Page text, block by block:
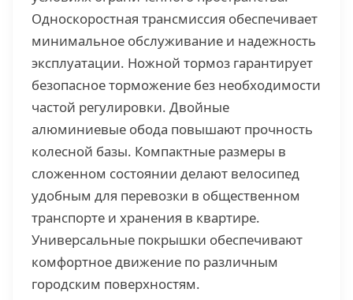
Односкоростная трансмиссия обеспечивает
минимальное обслуживание и надежность
эксплуатации. Ножной тормоз гарантирует
безопасное торможение без необходимости
частой регулировки. Двойные
алюминиевые обода повышают прочность
колесной базы. Компактные размеры в
сложенном состоянии делают велосипед
удобным для перевозки в общественном
транспорте и хранения в квартире.
Универсальные покрышки обеспечивают
комфортное движение по различным
городским поверхностям.